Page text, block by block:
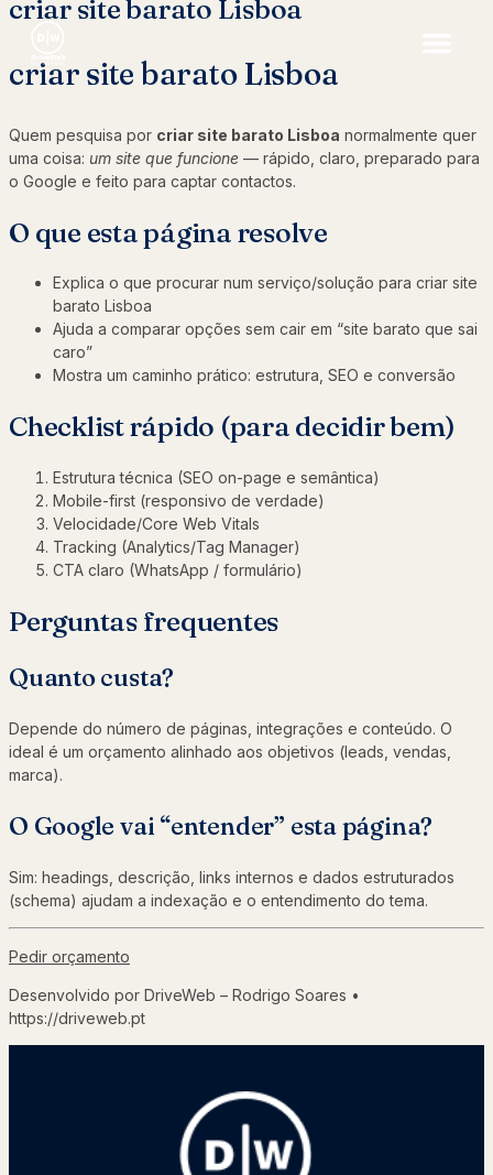
criar site barato Lisboa
criar site barato Lisboa
Quem pesquisa por criar site barato Lisboa normalmente quer
uma coisa: um site que funcione — rápido, claro, preparado para
o Google e feito para captar contactos.
O que esta página resolve
Explica o que procurar num serviço/solução para criar site
barato Lisboa
Ajuda a comparar opções sem cair em “site barato que sai
caro”
Mostra um caminho prático: estrutura, SEO e conversão
Checklist rápido (para decidir bem)
Estrutura técnica (SEO on-page e semântica)
Mobile-first (responsivo de verdade)
Velocidade/Core Web Vitals
Tracking (Analytics/Tag Manager)
CTA claro (WhatsApp / formulário)
Perguntas frequentes
Quanto custa?
Depende do número de páginas, integrações e conteúdo. O
ideal é um orçamento alinhado aos objetivos (leads, vendas,
marca).
O Google vai “entender” esta página?
Sim: headings, descrição, links internos e dados estruturados
(schema) ajudam a indexação e o entendimento do tema.
Pedir orçamento
Desenvolvido por DriveWeb – Rodrigo Soares •
https://driveweb.pt